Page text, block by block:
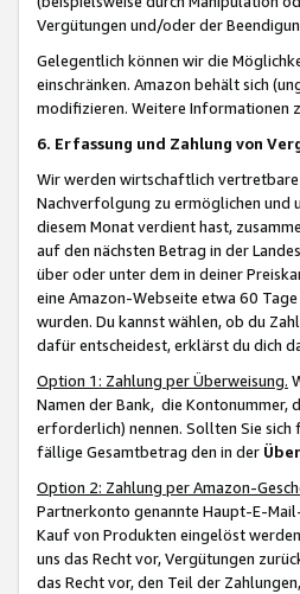
Vergütungen und/oder der
Gelegentlich können wir die
einschränken. Amazon behält sich
modifizieren. Weitere Informationen
6. Erfassung und Zahlung von
Wir werden wirtschaftlich
Nachverfolgung zu ermöglichen und
diesem Monat verdient hast,
auf den nächsten Betrag in der
über oder unter dem in deiner
eine Amazon-Webseite etwa 60
wurden. Du kannst wählen, ob du
dafür entscheidest, erklärst du dich
Option 1: Zahlung per Überweisung.
Namen der Bank, die Kontonummer,
erforderlich) nennen. Sollten Sie sich
fällige Gesamtbetrag den in der
Option 2: Zahlung per Amazon-
Partnerkonto genannte Haupt-E-
Kauf von Produkten eingelöst
uns das Recht vor, Vergütungen
das Recht vor, den Teil der